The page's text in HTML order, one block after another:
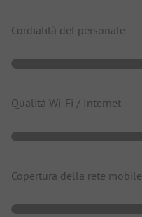
Cordialità del personale
Qualità Wi-Fi / Internet
Copertura della rete mobile